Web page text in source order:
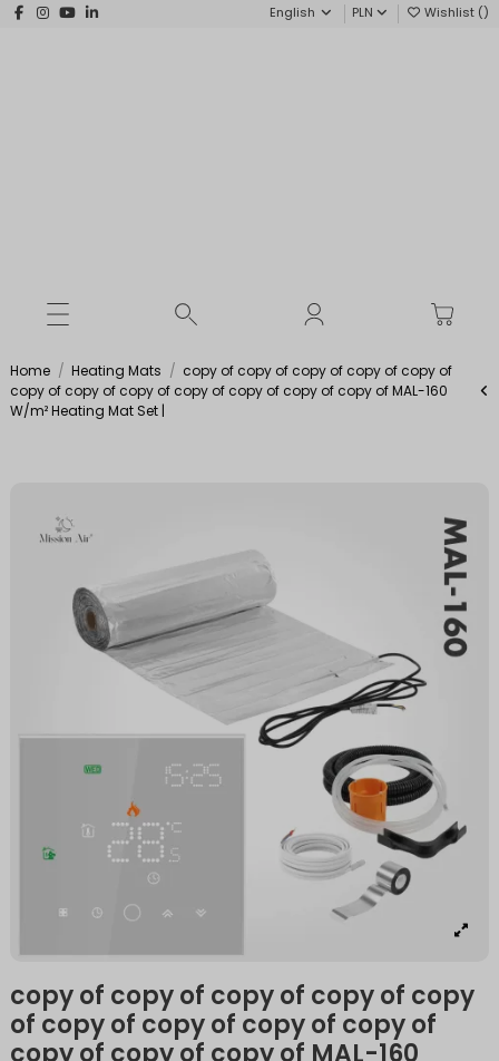
English PLN Wishlist ()
Home Heating Mats
copy of copy of copy of copy of copy of
copy of copy of copy of copy of copy of copy of copy of MAL-160
W/m² Heating Mat Set |
copy of copy of copy of copy of copy
of copy of copy of copy of copy of
copy of copy of copy of MAL-160